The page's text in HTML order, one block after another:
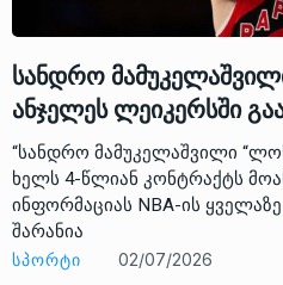
სანდრო
ანჯელეს ლეიკერსში
“სანდრო მამუკელაშვილი
ხელს 4-წლიან კონტრაქტს
ინფორმაციას NBA-ის
შარანია
ᲡᲞᲝᲠᲢᲘ 02/07/2026